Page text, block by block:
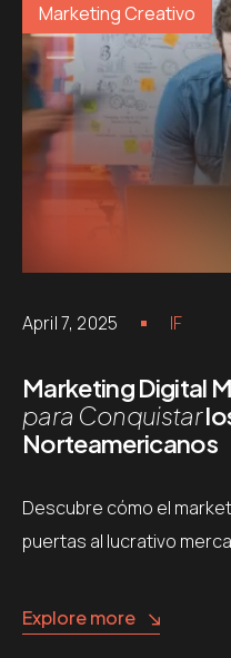
Marketing Creativo
April 7, 2025 IF
Marketing Digital
para Conquistar
Norteamericanos
Descubre cómo el
puertas al lucrativo
Explore more